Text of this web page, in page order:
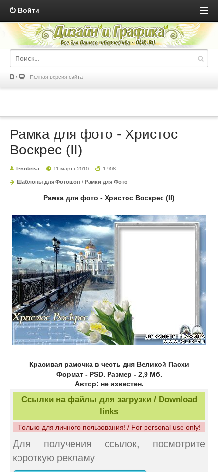
Войти
Полная версия сайта
Рамка для фото - Христос
Воскрес (II)
lenokrisa 11 марта 2010 1 908
Шаблоны для Фотошоп / Рамки для Фото
Рамка для фото - Христос Воскрес (II)
Красивая рамочка в честь дня Великой Пасхи
Формат - PSD. Размер - 2,9 Мб.
Автор: не известен.
Ссылки на файлы для загрузки / Download
links
Только для личного пользования! / For personal use only!
Для получения ссылок, посмотрите
короткую рекламу